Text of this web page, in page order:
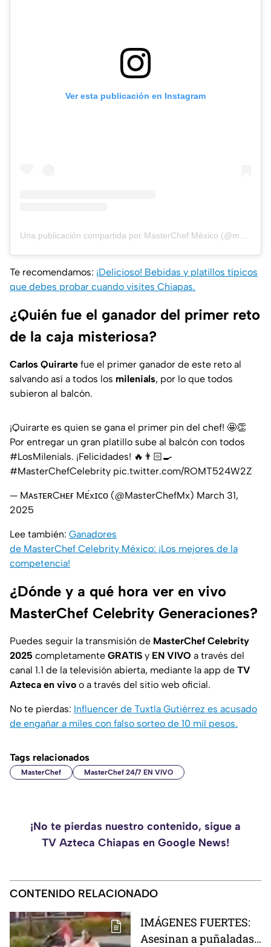
Ver esta publicación en Instagram
Una publicación compartida por MasterChef México (@masterchefmx)
Te recomendamos: ¡Delicioso! Bebidas y platillos típicos
que debes probar cuando visites Chiapas.
¿Quién fue el ganador del primer reto
de la caja misteriosa?
Carlos Quirarte fue el primer ganador de este reto al
salvando así a todos los milenials, por lo que todos
subieron al balcón.
¡Quirarte es quien se gana el primer pin del chef! 🤩👏
Por entregar un gran platillo sube al balcón con todos
#LosMilenials. ¡Felicidades! 🔥👨🏻‍🍳
#MasterChefCelebrity pic.twitter.com/ROMT524W2Z
— MᴀsᴛᴇʀCʜᴇғ Mᴇ́xɪᴄᴏ (@MasterChefMx) March 31,
2025
Lee también: Ganadores
de MasterChef Celebrity México: ¡Los mejores de la
competencia!
¿Dónde y a qué hora ver en vivo
MasterChef Celebrity Generaciones?
Puedes seguir la transmisión de MasterChef Celebrity
2025 completamente GRATIS y EN VIVO a través del
canal 1.1 de la televisión abierta, mediante la app de TV
Azteca en vivo o a través del sitio web oficial.
No te pierdas: Influencer de Tuxtla Gutiérrez es acusado
de engañar a miles con falso sorteo de 10 mil pesos.
Tags relacionados
MasterChef MasterChef 24/7 EN VIVO
¡No te pierdas nuestro contenido, sigue a
TV Azteca Chiapas en Google News!
CONTENIDO RELACIONADO
IMÁGENES FUERTES:
Asesinan a puñaladas